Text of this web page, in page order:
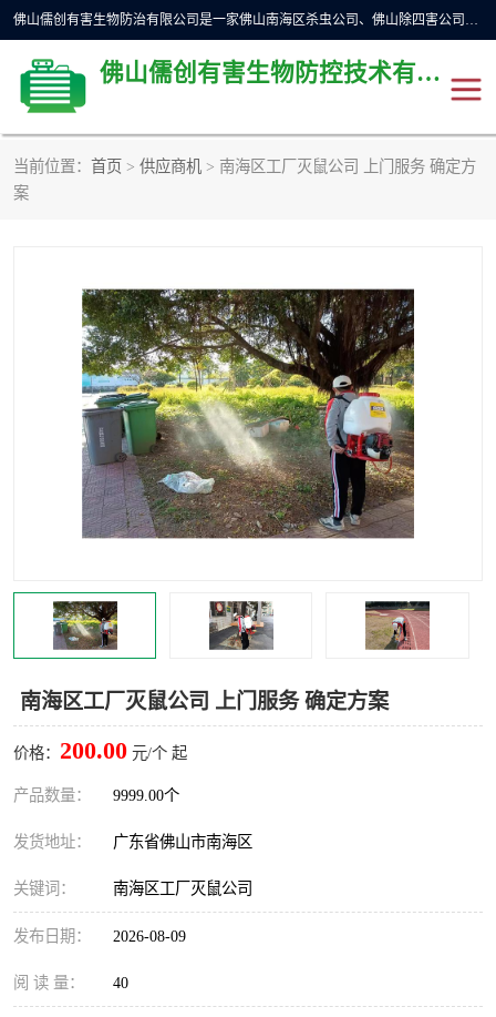
佛山儒创有害生物防治有限公司是一家佛山南海区杀虫公司、佛山除四害公司、佛山灭白蚁公司、佛山白蚁防治公司，让您远离虫害困扰。要问佛山白蚁防治哪家好？佛山儒创有害生物防治有限公司全佛山、广州，正规公司，上门勘查，可靠，售后有保障。
佛山儒创有害生物防控技术有限公司
当前位置： 首页 > 供应商机 > 南海区工厂灭鼠公司 上门服务 确定方
案
南海区工厂灭鼠公司 上门服务 确定方案
价格： 200.00 元/个 起
产品数量： 9999.00个
发货地址： 广东省佛山市南海区
关键词： 南海区工厂灭鼠公司
发布日期： 2026-08-09
阅 读 量： 40
佛山灭白蚁公司 佛山杀虫公司
佛山除四害公司 灭鼠
灭蜱虫 消杀
灭苍蝇 灭跳蚤
灭蚊虫 灭蟑螂
害虫防治 灭杀害虫